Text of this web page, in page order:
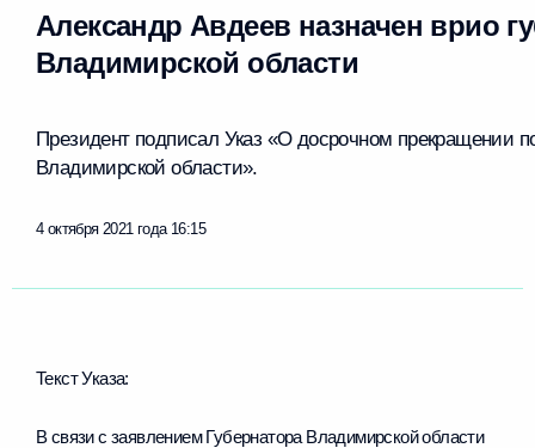
Александр Авдеев назначен врио
Владимирской области
Президент подписал Указ «О досрочном прекращении
Владимирской области».
4 октября 2021 года 16:15
Текст Указа:
В связи с заявлением Губернатора Владимирской области